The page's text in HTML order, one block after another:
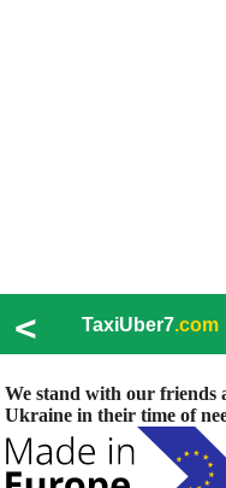
< TaxiUber7.com
We stand with our friends
Ukraine in their time of